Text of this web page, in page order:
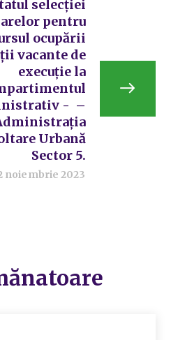
selecției
pentru
ocupării
vacante de
execuție la
- –
Urbană
Sector 5.
noiembrie 2023